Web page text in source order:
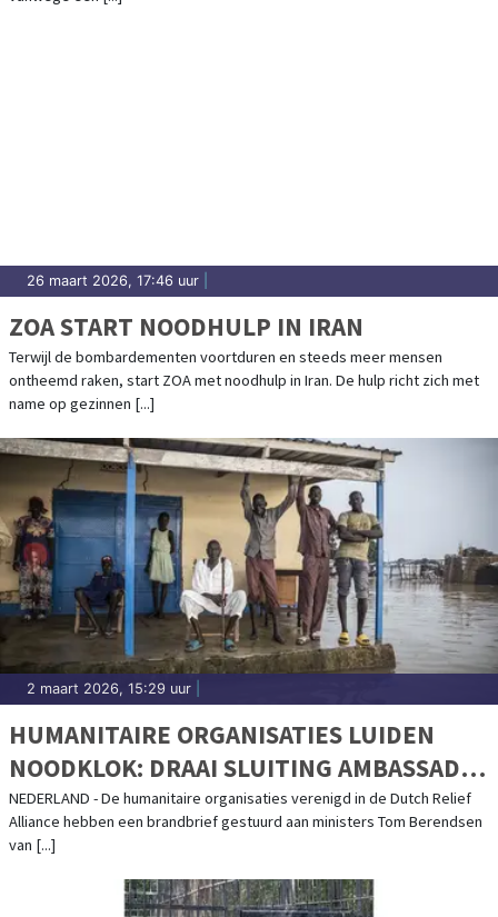
26 maart 2026, 17:46 uur
ZOA START NOODHULP IN IRAN
Terwijl de bombardementen voortduren en steeds meer mensen
ontheemd raken, start ZOA met noodhulp in Iran. De hulp richt zich met
name op gezinnen [...]
2 maart 2026, 15:29 uur
HUMANITAIRE ORGANISATIES LUIDEN
NOODKLOK: DRAAI SLUITING AMBASSADE
ZUID-SOEDAN TERUG
NEDERLAND - De humanitaire organisaties verenigd in de Dutch Relief
Alliance hebben een brandbrief gestuurd aan ministers Tom Berendsen
van [...]